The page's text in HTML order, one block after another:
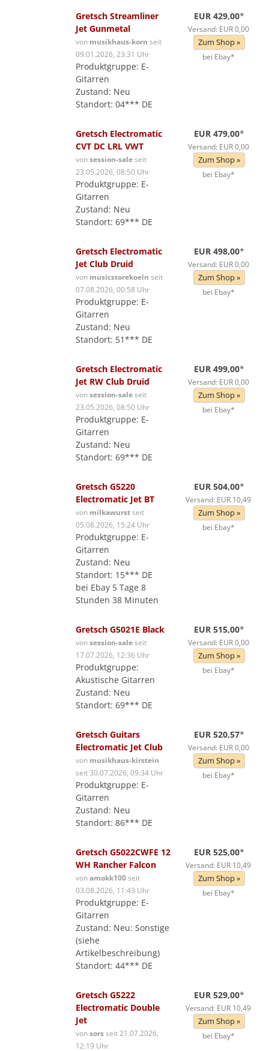
Gretsch Streamliner
Jet Gunmetal
von musikhaus-korn seit
09.01.2026, 23:31 Uhr
Produktgruppe: E-
Gitarren
Zustand: Neu
Standort: 04*** DE
EUR 429,00*
Versand: EUR 0,00
Zum Shop »
bei Ebay*
Gretsch Electromatic
CVT DC LRL VWT
vonsession-saleseit
23.05.2026, 08:50 Uhr
Produktgruppe: E-
Gitarren
Zustand: Neu
Standort: 69*** DE
EUR 479,00*
Versand: EUR 0,00
Zum Shop »
bei Ebay*
Gretsch Electromatic
Jet Club Druid
von musicstorekoeln seit
07.08.2026, 00:58 Uhr
Produktgruppe: E-
Gitarren
Zustand: Neu
Standort: 51*** DE
EUR 498,00*
Versand: EUR 0,00
Zum Shop »
bei Ebay*
Gretsch Electromatic
Jet RW Club Druid
vonsession-saleseit
23.05.2026, 08:50 Uhr
Produktgruppe: E-
Gitarren
Zustand: Neu
Standort: 69*** DE
EUR 499,00*
Versand: EUR 0,00
Zum Shop »
bei Ebay*
Gretsch G5220
Electromatic Jet BT
von milkawurstseit
05.08.2026, 15:24 Uhr
Produktgruppe: E-
Gitarren
Zustand: Neu
Standort: 15*** DE
bei Ebay 5 Tage 8
Stunden 38 Minuten
EUR 504,00*
Versand: EUR 10,49
Zum Shop »
bei Ebay*
Gretsch G5021E Black
vonsession-saleseit
17.07.2026, 12:36 Uhr
Produktgruppe:
Akustische Gitarren
Zustand: Neu
Standort: 69*** DE
EUR 515,00*
Versand: EUR 0,00
Zum Shop »
bei Ebay*
Gretsch Guitars
Electromatic Jet Club
von musikhaus-kirstein
seit 30.07.2026, 09:34 Uhr
Produktgruppe: E-
Gitarren
Zustand: Neu
Standort: 86*** DE
EUR 520,57*
Versand: EUR 0,00
Zum Shop »
bei Ebay*
Gretsch G5022CWFE 12
WH Rancher Falcon
vonamokk100seit
03.08.2026, 11:43 Uhr
Produktgruppe: E-
Gitarren
Zustand: Neu: Sonstige
(siehe
Artikelbeschreibung)
Standort: 44*** DE
EUR 525,00*
Versand: EUR 10,49
Zum Shop »
bei Ebay*
Gretsch G5222
Electromatic Double
Jet
vonsorsseit 21.07.2026,
12:19 Uhr
EUR 529,00*
Versand: EUR 10,49
Zum Shop »
bei Ebay*